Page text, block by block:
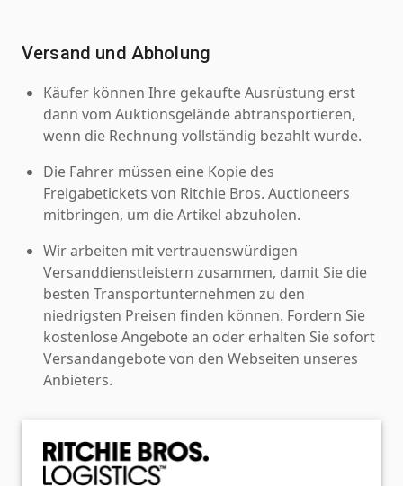
Versand und Abholung
Käufer können Ihre gekaufte Ausrüstung erst
dann vom Auktionsgelände abtransportieren,
wenn die Rechnung vollständig bezahlt wurde.
Die Fahrer müssen eine Kopie des
Freigabetickets von Ritchie Bros. Auctioneers
mitbringen, um die Artikel abzuholen.
Wir arbeiten mit vertrauenswürdigen
Versanddienstleistern zusammen, damit Sie die
besten Transportunternehmen zu den
niedrigsten Preisen finden können. Fordern Sie
kostenlose Angebote an oder erhalten Sie sofort
Versandangebote von den Webseiten unseres
Anbieters.